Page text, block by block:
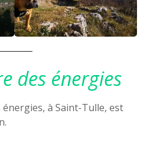
des énergies
à Saint-Tulle, est